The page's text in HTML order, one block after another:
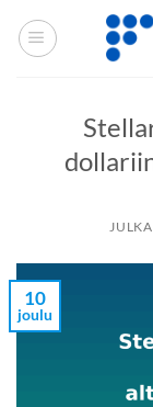
Siirry
sisältöön
10
joulu